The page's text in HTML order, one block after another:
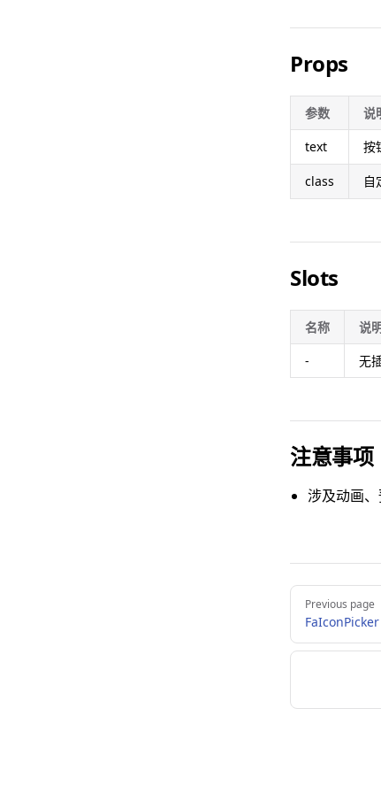
Props
参数 说
text
按
class 自
Slots
名称
说
-
无
注意事项
涉及动画
Pager
Previous page